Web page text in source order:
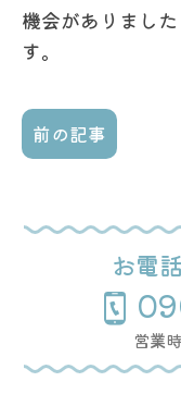
機会がありまし
す。
前の記事
お電
営業